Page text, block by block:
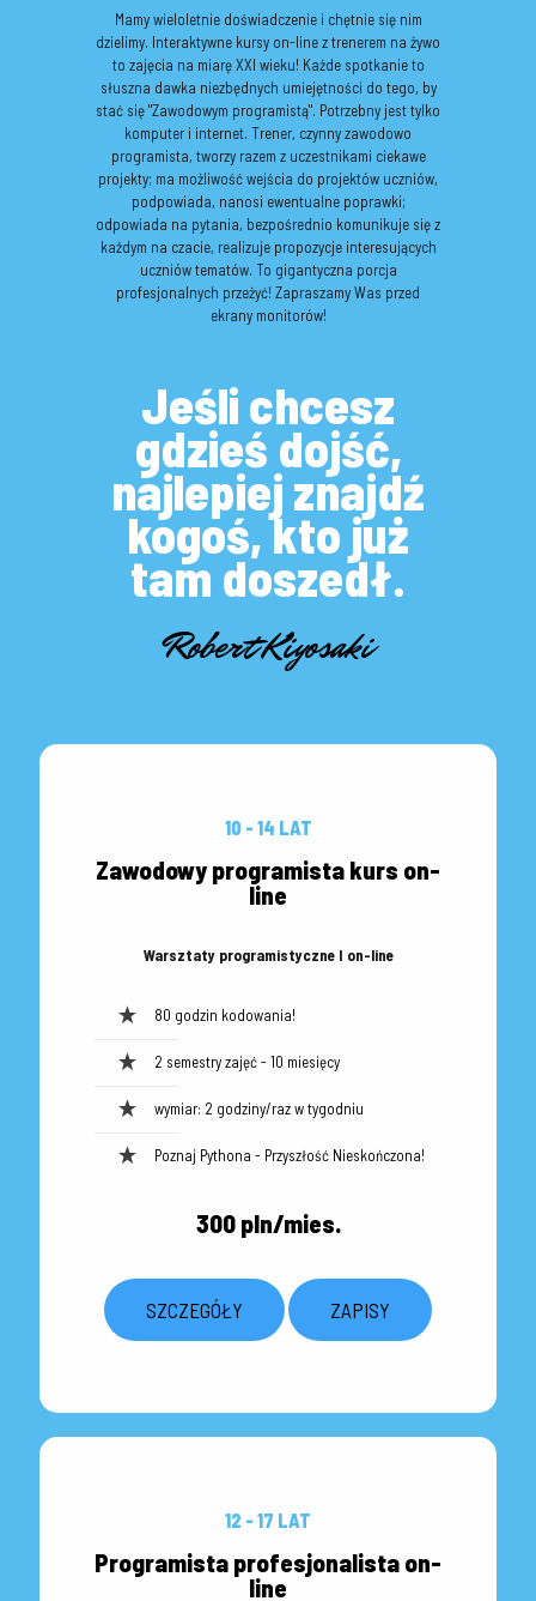
Mamy wieloletnie doświadczenie i chętnie się nim
dzielimy. Interaktywne kursy on-line z trenerem na żywo
to zajęcia na miarę XXI wieku! Każde spotkanie to
słuszna dawka niezbędnych umiejętności do tego, by
stać się "Zawodowym programistą". Potrzebny jest tylko
komputer i internet. Trener, czynny zawodowo
programista, tworzy razem z uczestnikami ciekawe
projekty; ma możliwość wejścia do projektów uczniów,
podpowiada, nanosi ewentualne poprawki;
odpowiada na pytania, bezpośrednio komunikuje się z
każdym na czacie, realizuje propozycje interesujących
uczniów tematów. To gigantyczna porcja
profesjonalnych przeżyć! Zapraszamy Was przed
ekrany monitorów!
Jeśli chcesz
gdzieś dojść,
najlepiej znajdź
kogoś, kto już
tam doszedł.
Robert Kiyosaki
10 - 14 LAT
Zawodowy programista kurs on-
line
Warsztaty programistyczne I on-line
80 godzin kodowania!
2 semestry zajęć - 10 miesięcy
wymiar: 2 godziny/raz w tygodniu
Poznaj Pythona - Przyszłość Nieskończona!
300 pln/mies.
SZCZEGÓŁY ZAPISY
12 - 17 LAT
Programista profesjonalista on-
line